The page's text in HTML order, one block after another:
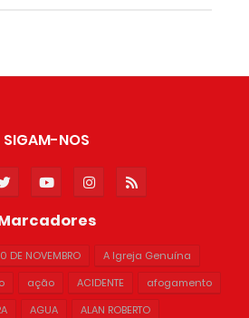
SIGAM-NOS
DE NOVEMBRO
A Igreja Genuína
ação ACIDENTE
afogamento
AGUA
ALAN ROBERTO